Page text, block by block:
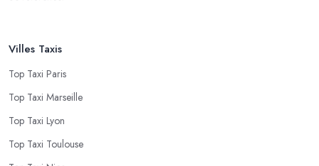
Villes Taxis
Top Taxi Paris
Top Taxi Marseille
Top Taxi Lyon
Top Taxi Toulouse